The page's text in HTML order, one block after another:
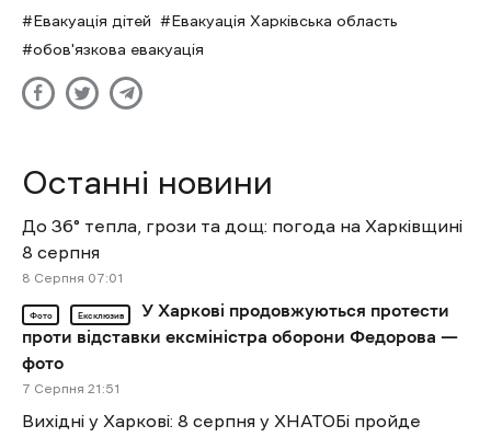
Евакуація дітей
Евакуація Харківська область
обов'язкова евакуація
Останні новини
До 36° тепла, грози та дощ: погода на Харківщині
8 серпня
8 Cерпня 07:01
Фото Ексклюзив
У Харкові продовжуються протести
проти відставки ексміністра оборони Федорова —
фото
7 Cерпня 21:51
Вихідні у Харкові: 8 серпня у ХНАТОБі пройде